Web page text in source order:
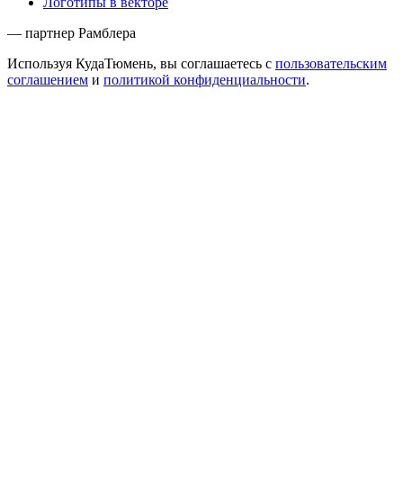
— партнер Рамблера
Используя КудаТюмень, вы соглашаетесь с пользовательским
соглашением и политикой конфиденциальности.